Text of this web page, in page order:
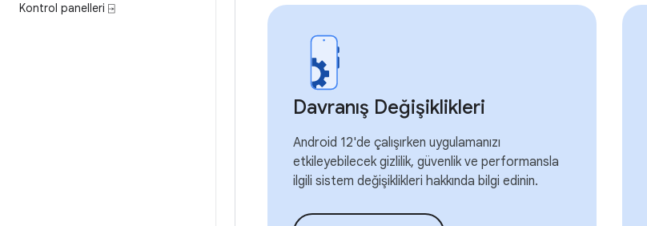
Kontrol panelleri ⍈
Davranış Değişiklikleri
Android 12'de çalışırken uygulamanızı
etkileyebilecek gizlilik, güvenlik ve performansla
ilgili sistem değişiklikleri hakkında bilgi edinin.